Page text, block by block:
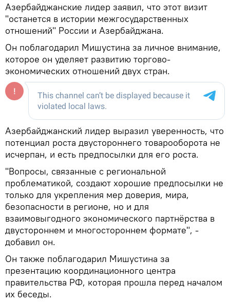
Азербайджанские лидер заявил, что этот визит
"останется в истории межгосударственных
отношений" России и Азербайджана.
Он поблагодарил Мишустина за личное внимание,
которое он уделяет развитию торгово-
экономических отношений двух стран.
Азербайджанский лидер выразил уверенность, что
потенциал роста двустороннего товарооборота не
исчерпан, и есть предпосылки для его роста.
"Вопросы, связанные с региональной
проблематикой, создают хорошие предпосылки не
только для укрепления мер доверия, мира,
безопасности в регионе, но и для
взаимовыгодного экономического партнёрства в
двустороннем и многостороннем формате", -
добавил он.
Он также поблагодарил Мишустина за
презентацию координационного центра
правительства РФ, которая прошла перед началом
их беседы.